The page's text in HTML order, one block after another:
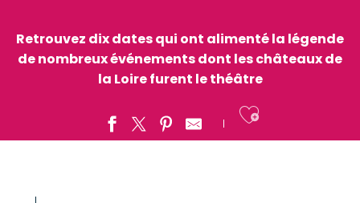
Retrouvez dix dates qui ont alimenté la légende
de nombreux événements dont les châteaux de
la Loire furent le théâtre
Ajouter